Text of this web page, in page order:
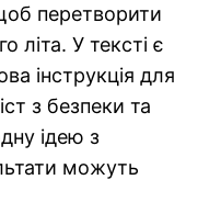
перетворити
літа. У тексті є
інструкція для
з безпеки та
ідею з
можуть